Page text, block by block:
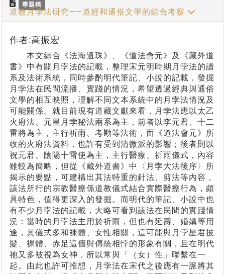
專題稿
道教月孛法研究——道經和通俗文學的綜合考察
作者:高振宏
本文綜合《法海遺珠》、《道法會元》及《藏外道
書》中有關月孛法的記載，整理宋元明時期月孛法的譜
系及法術系統，同時參酌明代筆記、小說的記載，發掘
月孛法在民間流播、實踐的情況，希望透過經典與通俗
文學的相互映照，理解不同文本系統中的月孛法情況及
可能關係。就目前現有道藏文獻來看，月孛法應以太乙
火府法、元皇月孛秘法兩系為主，前者以李元君、十二
雷將為主，主行祈雨、考勘等法術，而《道法會元》所
收的火府法資料，也許有受到清微派的影響；後者則以
祝元君、陰陽十雷使為主，主行醫療、祈雨儀式，內容
雖較為簡略，但從《藏外道書》中〈月孛大法後序〉所
揭示的要點，可建構出其法特重的針法、剪法等內容，
該法所行的宗教醫療係道教儀式結合實際醫療行為，頗
具特色，值得更深入的發掘。而明代的筆記、小說中也
有不少月孛法的記載，大略可看到該法在民間的實踐情
況：當時的月孛法主用於祈雨，但也有延壽、婚媾等用
途，其儀式多和裸體、女性相關，這可能與月孛星君披
髮、裸體、赤足這個與傳統相悖的形象有關，且在明代
祂又多被視為女神，所以常與「（女）性」聯繫在一
起。由此也許可推想，月孛法在宋代之後應有一脈將其